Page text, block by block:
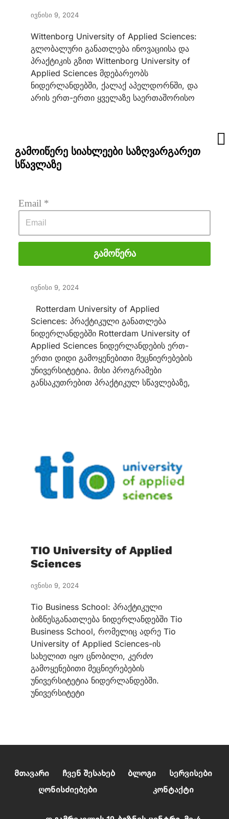
ივნისი 9, 2024
Wittenborg University of Applied Sciences:
გლობალური განათლება ინოვაციისა და
პრაქტიკის გზით Wittenborg University of
Applied Sciences მდებარეობს
ნიდერლანდებში, ქალაქ აპელდორნში, და
არის ერთ-ერთი ყველაზე საერთაშორისო
Rotterdam. Applied Sciences
ივნისი 9, 2024
Rotterdam University of Applied
Sciences: პრაქტიკული განათლება
ნიდერლანდებში Rotterdam University of
Applied Sciences ნიდერლანდების ერთ-
ერთი დიდი გამოყენებითი მეცნიერებების
უნივერსიტეტია. მისი პროგრამები
განსაკუთრებით პრაქტიკულ სწავლებაზე,
TIO University of Applied
Sciences
ივნისი 9, 2024
Tio Business School: პრაქტიკული
ბიზნესგანათლება ნიდერლანდებში Tio
Business School, რომელიც ადრე Tio
University of Applied Sciences-ის
სახელით იყო ცნობილი, კერძო
გამოყენებითი მეცნიერებების
უნივერსიტეტია ნიდერლანდებში.
უნივერსიტეტი
Მთავარი Ჩვენ Შესახებ Ბლოგი
Სერვისები
Ღონისძიებები
Კონტაქტი
გამოიწერე სიახლეები საზღვარგარეთ
სწავლაზე
Email *
Გამოწერა